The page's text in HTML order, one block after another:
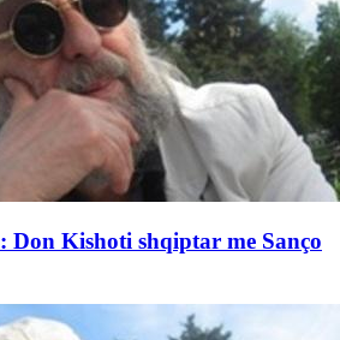
Don Kishoti shqiptar me Sanço